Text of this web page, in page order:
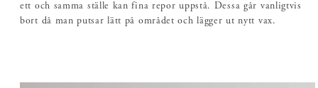
ett och samma ställe kan fina repor uppstå. Dessa går vanligtvis
bort då man putsar lätt på området och lägger ut nytt vax.